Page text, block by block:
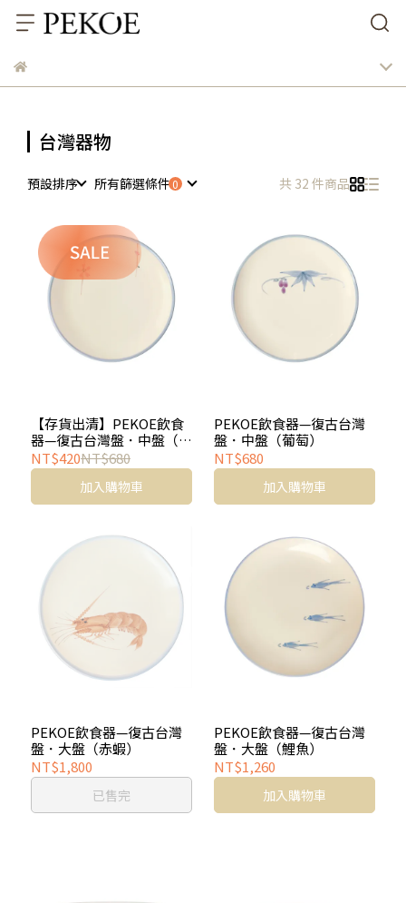
台灣器物
預設排序 所有篩選條件 共 32 件商品
【存貨出清】PEKOE飲食
器—復古台灣盤．中盤（櫻
花）
NT$420NT$680
加入購物車
PEKOE飲食器—復古台灣
盤．中盤（葡萄）
NT$680
加入購物車
PEKOE飲食器—復古台灣
盤．大盤（赤蝦）
NT$1,800
已售完
PEKOE飲食器—復古台灣
盤．大盤（鯉魚）
NT$1,260
加入購物車